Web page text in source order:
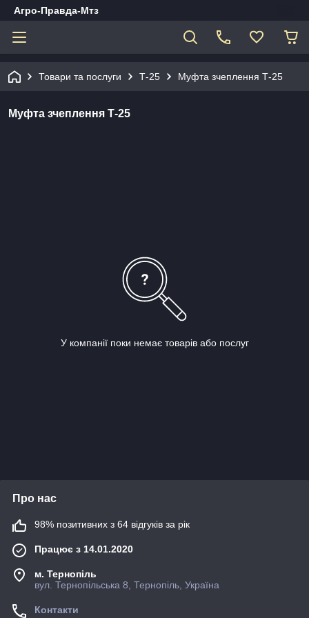
Агро-Правда-Мтз
Товари та послуги Т-25 Муфта зчеплення Т-25
Муфта зчеплення Т-25
У компанії поки немає товарів або послуг
Про нас
98% позитивних з 64 відгуків за рік
Працює з 14.01.2020
м. Тернопіль
вул. Тернопільська 8, Тернопіль, Україна
Контакти